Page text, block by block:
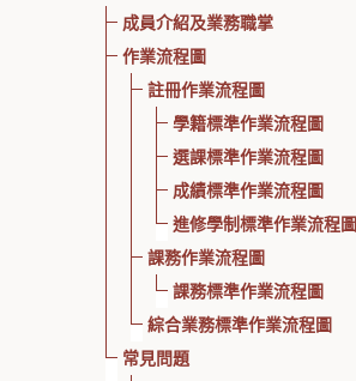
成員介紹及業務職掌
作業流程圖
註冊作業流程圖
學籍標準作業流程圖
選課標準作業流程圖
成績標準作業流程圖
進修學制標準作業流程圖
課務作業流程圖
課務標準作業流程圖
綜合業務標準作業流程圖
常見問題